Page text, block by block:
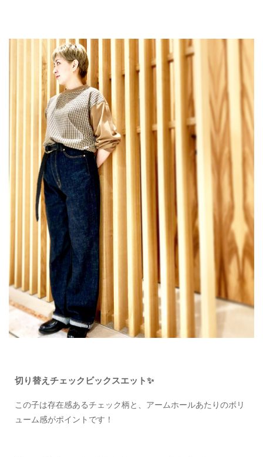
切り替えチェックビックスエット✨
この子は存在感あるチェック柄と、アームホールあたりのボリ
ューム感がポイントです！